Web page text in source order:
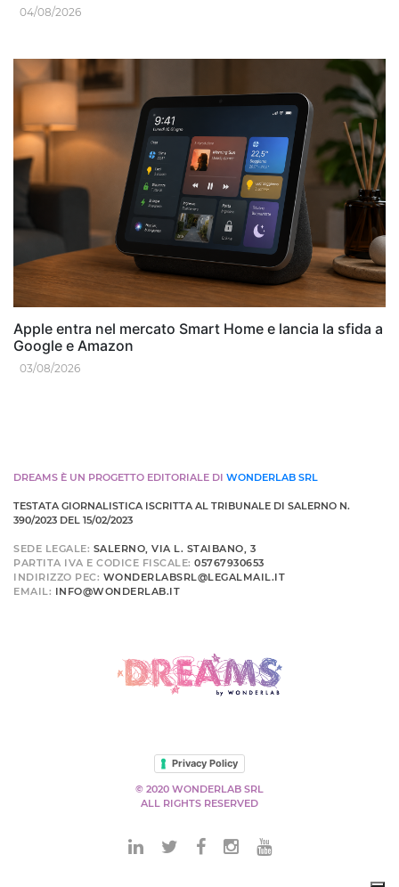
04/08/2026
Apple entra nel mercato Smart Home e lancia la sfida a
Google e Amazon
03/08/2026
DREAMS È UN PROGETTO EDITORIALE DI WONDERLAB SRL
TESTATA GIORNALISTICA ISCRITTA AL TRIBUNALE DI SALERNO N.
390/2023 DEL 15/02/2023
SEDE LEGALE: SALERNO, VIA L. STAIBANO, 3
PARTITA IVA E CODICE FISCALE: 05767930653
INDIRIZZO PEC: WONDERLABSRL@LEGALMAIL.IT
EMAIL: INFO@WONDERLAB.IT
Privacy Policy
© 2020 WONDERLAB SRL
ALL RIGHTS RESERVED